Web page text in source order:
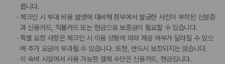
릅니다.
체크인 시 부대 비용 발생에 대비해 정부에서 발급한 사진이 부착된 신분증
과 신용카드, 직불카드 또는 현금으로 보증금이 필요할 수 있습니다.
특별 요청 사항은 체크인 시 이용 상황에 따라 제공 여부가 달라질 수 있으
며 추가 요금이 부과될 수 있습니다. 또한, 반드시 보장되지는 않습니다.
이 숙박 시설에서 사용 가능한 결제 수단은 신용카드, 현금입니다.